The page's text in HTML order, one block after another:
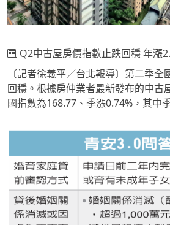
Q2中古屋房價指數止跌回穩 年漲
〔記者徐義平／台北報導〕第二季
回穩。根據房仲業者最新發布的中古
國指數為168.77、季漲0.74%，其中
信義房價指數，第二季主要都會區中
及台南市，相較前一季上漲，又以台
達10.21%，反觀新北市、桃園市、台
一季下跌，以新北市跌幅最深、下跌
幅均在2%以內。